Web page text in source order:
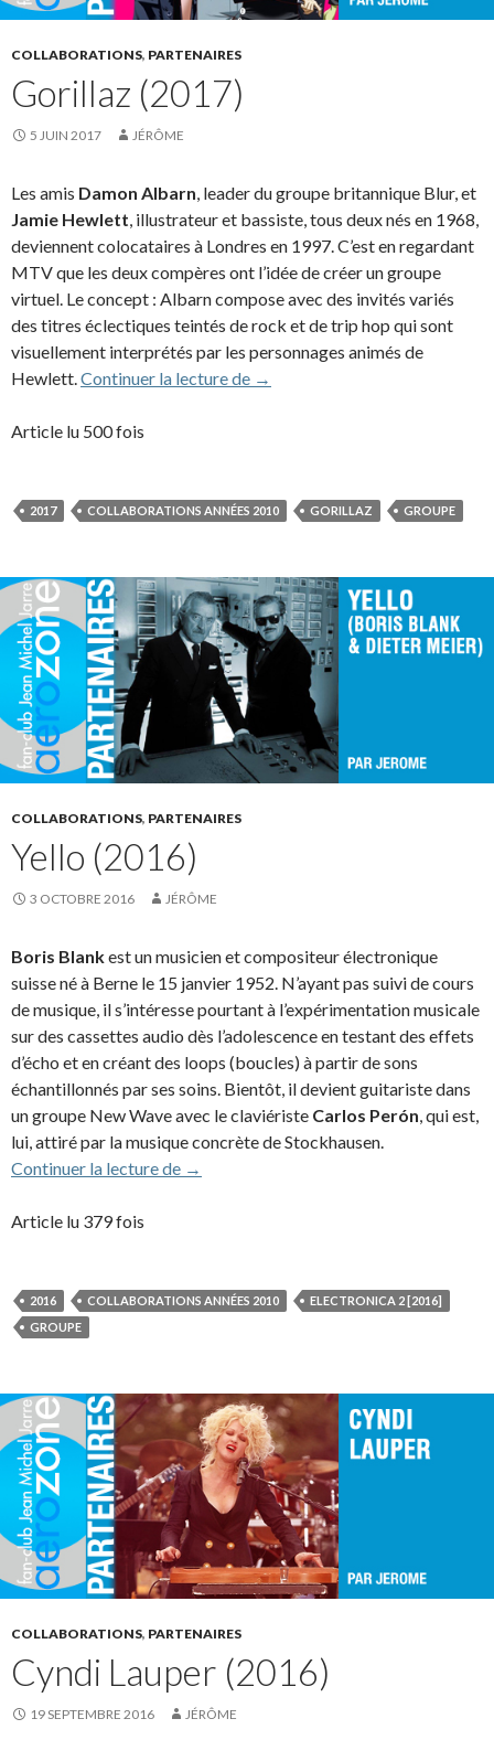
COLLABORATIONS, PARTENAIRES
Gorillaz (2017)
5 JUIN 2017 JÉRÔME
Les amis Damon Albarn, leader du groupe britannique Blur, et
Jamie Hewlett, illustrateur et bassiste, tous deux nés en 1968,
deviennent colocataires à Londres en 1997. C’est en regardant
MTV que les deux compères ont l’idée de créer un groupe
virtuel. Le concept : Albarn compose avec des invités variés
des titres éclectiques teintés de rock et de trip hop qui sont
visuellement interprétés par les personnages animés de
Hewlett.Continuer la lecture de Gorillaz (2017)
→
Article lu 500 fois
2017 COLLABORATIONS ANNÉES 2010 GORILLAZ GROUPE
COLLABORATIONS, PARTENAIRES
Yello (2016)
3 OCTOBRE 2016 JÉRÔME
Boris Blankest un musicien et compositeur électronique
suisse né à Berne le 15 janvier 1952. N’ayant pas suivi de cours
de musique, il s’intéresse pourtant à l’expérimentation musicale
sur des cassettes audio dès l’adolescence en testant des effets
d’écho et en créant des loops (boucles) à partir de sons
échantillonnés par ses soins. Bientôt, il devient guitariste dans
un groupe New Wave avec le claviériste Carlos Perón , qui est,
lui, attiré par la musique concrète de Stockhausen.
Continuer la lecture de
Yello (2016)
→
Article lu 379 fois
2016 COLLABORATIONS ANNÉES 2010
ELECTRONICA 2 [2016]
GROUPE
COLLABORATIONS, PARTENAIRES
Cyndi Lauper (2016)
19 SEPTEMBRE 2016 JÉRÔME